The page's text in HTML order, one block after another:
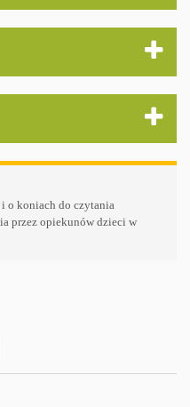
o koniach do czytania
przez opiekunów dzieci w